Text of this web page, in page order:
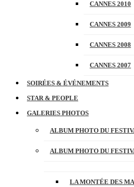
CANNES 2010
CANNES 2009
CANNES 2008
CANNES 2007
SOIRÉES & ÉVÉNEMENTS
STAR & PEOPLE
GALERIES PHOTOS
ALBUM PHOTO DU
ALBUM PHOTO DU
LA MONTÉE DES